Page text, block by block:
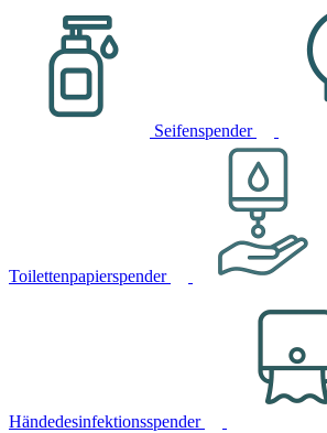
Seifenspender
Toilettenpapierspender
Händedesinfektionsspender